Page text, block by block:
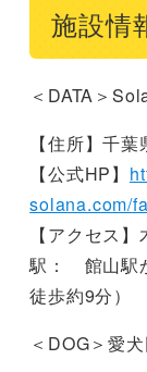
施設情
＜DATA＞
【住所】千
【公式HP】
solana.com/
【アクセス
駅： 館山駅
徒歩約9分）
＜DOG＞愛